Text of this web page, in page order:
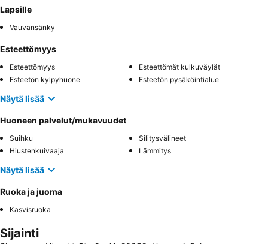
Lapsille
Vauvansänky
Esteettömyys
Esteettömyys
Esteettömät kulkuväylät
Esteetön kylpyhuone
Esteetön pysäköintialue
Näytä lisää
Huoneen palvelut/mukavuudet
Suihku
Silitysvälineet
Hiustenkuivaaja
Lämmitys
Näytä lisää
Ruoka ja juoma
Kasvisruoka
Sijainti